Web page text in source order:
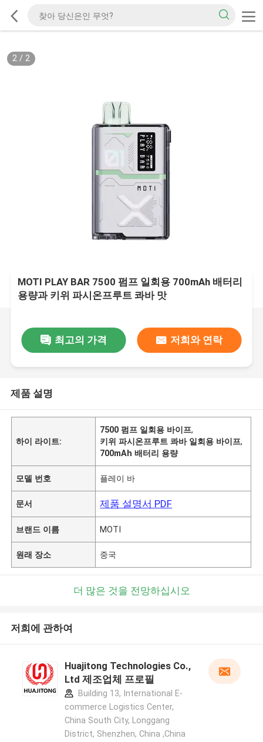
2/ 2
MOTI PLAY BAR 7500 펌프 일회용 700mAh 배터리
용량과 키위 파시온프루트 콰바 맛
최고의 가격 저희와 연락
제품 설명
하이 라이트:
7500 펌프 일회용 바이프,
키위 파시온프루트 콰바 일회용 바이프,
700mAh 배터리 용량
모델 번호 플레이 바
문서 제품 설명서 PDF
브랜드 이름 MOTI
원래 장소 중국
더 많은 것을 전망하십시오
저희에 관하여
Huajitong Technologies Co.,
Ltd 제조업체 프로필
Building 13, International E-
commerce Logistics Center,
China South City, Longgang
District, Shenzhen, China ,China